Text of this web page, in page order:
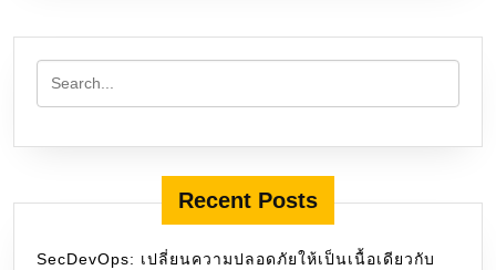
Recent Posts
SecDevOps: เปลี่ยนความปลอดภัยให้เป็นเนื้อเดียวกับ